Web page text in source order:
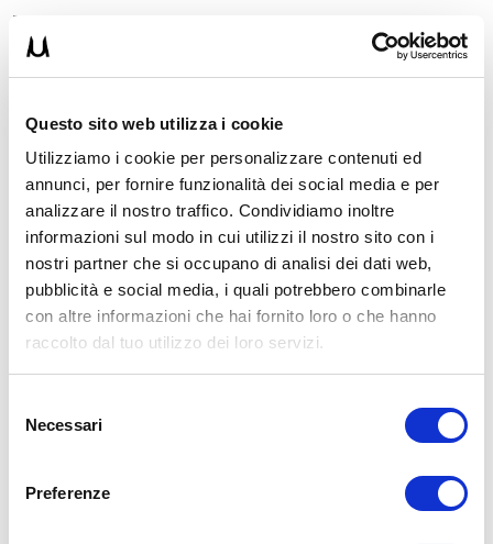
Questo sito web utilizza i cookie
Utilizziamo i cookie per personalizzare contenuti ed
annunci, per fornire funzionalità dei social media e per
analizzare il nostro traffico. Condividiamo inoltre
informazioni sul modo in cui utilizzi il nostro sito con i
nostri partner che si occupano di analisi dei dati web,
pubblicità e social media, i quali potrebbero combinarle
con altre informazioni che hai fornito loro o che hanno
raccolto dal tuo utilizzo dei loro servizi.
delNecessari
Preferenze
Piegamenti a terra
Principali muscoli interessati: gran pettorale, deltoidi,
tricipiti
linguaggio comune, ma il termine corretto è piegamenti a terra.
uniti. Abbassati fino a portare il mento a sfiorare il pavimento,
dopodiché spingi con decisione verso l’alto e riportati nella